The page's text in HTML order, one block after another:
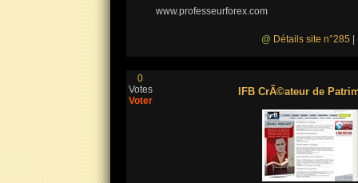
www.professeurforex.com
@ Détails site n°285
0
Votes
Voter
IFB CrÃ©ateur de